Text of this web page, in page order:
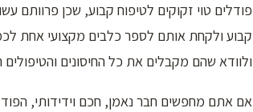
פודלים טוי זקוקים לטיפוח קבוע, שכן פרוותם
קבוע ולקחת אותם לספר כלבים מקצועי אחת
ולוודא שהם מקבלים את כל החיסונים והטיפולים
אם אתם מחפשים חבר נאמן, חכם וידידותי,